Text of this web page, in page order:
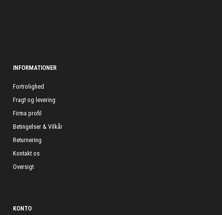
INFORMATIONER
Fortrolighed
Fragt og levering
Firma profil
Betingelser & Vilkår
Returnering
Kontakt os
Oversigt
KONTO